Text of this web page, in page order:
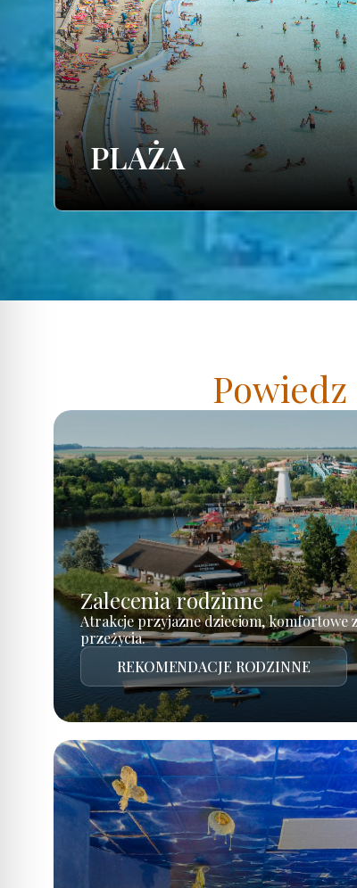
PLAŻA
Zalecenia rodzinne
Atrakcje przyjazne dzieciom, komfortowe
przeżycia.
REKOMENDACJE RODZINNE